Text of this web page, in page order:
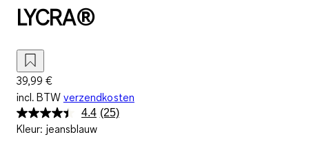
LYCRA®
39,99 €
incl. BTW verzendkosten
4.4 Lees
(25)
Kleur: jeansblauw